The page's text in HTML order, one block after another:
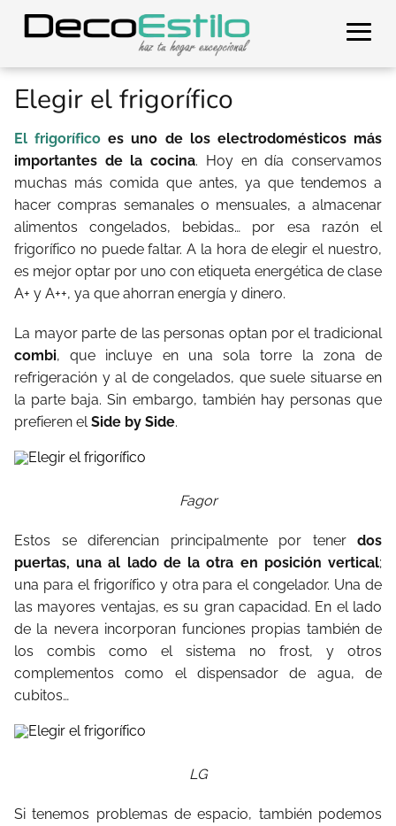
Elegir el frigorífico
El frigorífico es uno de los electrodomésticos más
importantes de la cocina. Hoy en día conservamos
muchas más comida que antes, ya que tendemos a
hacer compras semanales o mensuales, a almacenar
alimentos congelados, bebidas… por esa razón el
frigorífico no puede faltar. A la hora de elegir el nuestro,
es mejor optar por uno con etiqueta energética de clase
A+ y A++, ya que ahorran energía y dinero.
La mayor parte de las personas optan por el tradicional
combi, que incluye en una sola torre la zona de
refrigeración y al de congelados, que suele situarse en
la parte baja. Sin embargo, también hay personas que
prefieren elSide by Side.
Fagor
Estos se diferencian principalmente por tener dos
puertas, una al lado de la otra en posición vertical;
una para el frigorífico y otra para el congelador. Una de
las mayores ventajas, es su gran capacidad. En el lado
de la nevera incorporan funciones propias también de
los combis como el sistema no frost, y otros
complementos como el dispensador de agua, de
cubitos…
LG
Si tenemos problemas de espacio, también podemos